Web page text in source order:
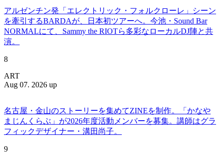
アルゼンチン発「エレクトリック・フォルクローレ」シーン
を牽引するBARDAが、日本初ツアーへ。今池・Sound Bar
NORMALにて、Sammy the RIOTら多彩なローカルDJ陣と共
演。
8
ART
Aug 07. 2026 up
名古屋・金山のストーリーを集めてZINEを制作。「かなや
まじんくらぶ」が2026年度活動メンバーを募集。講師はグラ
フィックデザイナー・溝田尚子。
9